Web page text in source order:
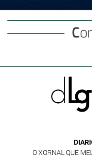
O XORNAL QUE